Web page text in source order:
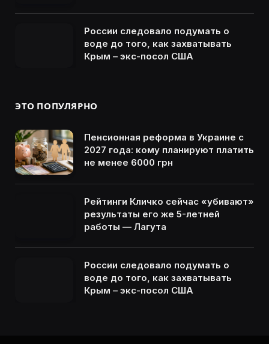
России следовало подумать о
воде до того, как захватывать
Крым – экс-посол США
ЭТО ПОПУЛЯРНО
Пенсионная реформа в Украине с
2027 года: кому планируют платить
не менее 6000 грн
Рейтинги Кличко сейчас «убивают»
результаты его же 5-летней
работы — Лагута
России следовало подумать о
воде до того, как захватывать
Крым – экс-посол США